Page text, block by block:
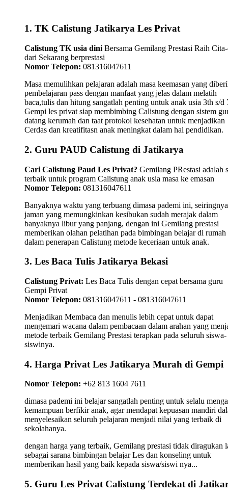
1. TK Calistung Jatikarya Les Privat
Calistung TK usia dini Bersama Gemilang Prestasi Raih
dari Sekarang berprestasi
Nomor Telepon: 081316047611
Masa memulihkan pelajaran adalah masa keemasan yang
pembelajaran pass dengan manfaat yang jelas dalam melatih
baca,tulis dan hitung sangatlah penting untuk anak usia 3th s/d
Gempi les privat siap membimbing Calistung dengan sistem
datang kerumah dan taat protokol kesehatan untuk menjadikan
Cerdas dan kreatifitasn anak meningkat dalam hal pendidikan.
2. Guru PAUD Calistung di Jatikarya
Cari Calistung Paud Les Privat? Gemilang PRestasi adalah
terbaik untuk program Calistung anak usia masa ke emasan
Nomor Telepon: 081316047611
Banyaknya waktu yang terbuang dimasa pademi ini, seiringnya
jaman yang memungkinkan kesibukan sudah merajak dalam
banyaknya libur yang panjang, dengan ini Gemilang prestasi
memberikan olahan pelatihan pada bimbingan belajar di rumah
dalam penerapan Calistung metode keceriaan untuk anak.
3. Les Baca Tulis Jatikarya Bekasi
Calistung Privat: Les Baca Tulis dengan cepat bersama guru
Gempi Privat
Nomor Telepon: 081316047611 - 081316047611
Menjadikan Membaca dan menulis lebih cepat untuk dapat
mengemari wacana dalam pembacaan dalam arahan yang
metode terbaik Gemilang Prestasi terapkan pada seluruh siswa-
siswinya.
4. Harga Privat Les Jatikarya Murah di Gempi
Nomor Telepon: +62 813 1604 7611
dimasa pademi ini belajar sangatlah penting untuk selalu
kemampuan berfikir anak, agar mendapat kepuasan mandiri
menyelesaikan seluruh pelajaran menjadi nilai yang terbaik di
sekolahanya.
dengan harga yang terbaik, Gemilang prestasi tidak diragukan
sebagai sarana bimbingan belajar Les dan konseling untuk
memberikan hasil yang baik kepada siswa/siswi nya...
5. Guru Les Privat Calistung Terdekat di